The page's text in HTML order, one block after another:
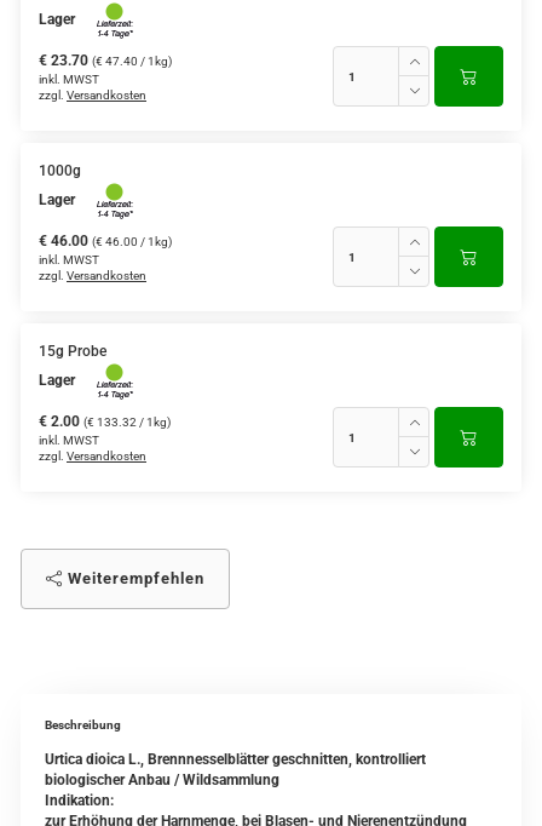
Lager
€ 23.70 (€ 47.40 / 1kg)
inkl. MWST
zzgl. Versandkosten
1000g
Lager
€ 46.00 (€ 46.00 / 1kg)
inkl. MWST
zzgl. Versandkosten
15g Probe
Lager
€ 2.00 (€ 133.32 / 1kg)
inkl. MWST
zzgl. Versandkosten
Weiterempfehlen
Beschreibung
Urtica dioica L., Brennnesselblätter geschnitten, kontrolliert
biologischer Anbau / Wildsammlung
Indikation:
zur Erhöhung der Harnmenge, bei Blasen- und Nierenentzündung